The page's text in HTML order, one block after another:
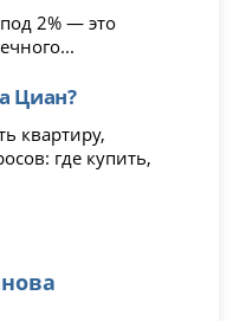
2% — это
Циан?
квартиру,
где купить,